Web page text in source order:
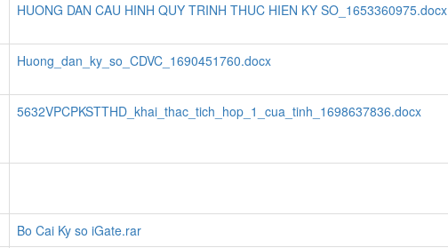
HUONG DAN CAU HINH QUY TRINH THUC HIEN KY SO_1653360975.docx
Huong_dan_ky_so_CDVC_1690451760.docx
5632VPCPKSTTHD_khai_thac_tich_hop_1_cua_tinh_1698637836.docx
Bo Cai Ky so iGate.rar